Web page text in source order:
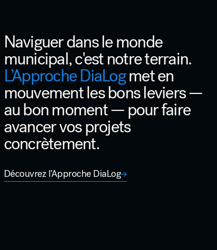
Naviguer dans le monde
municipal, c'est notre terrain.
L’Approche DiaLogmet en
mouvement les bons leviers —
au bon moment — pour faire
avancer vos projets
concrètement.
Découvrez l’Approche DiaLog